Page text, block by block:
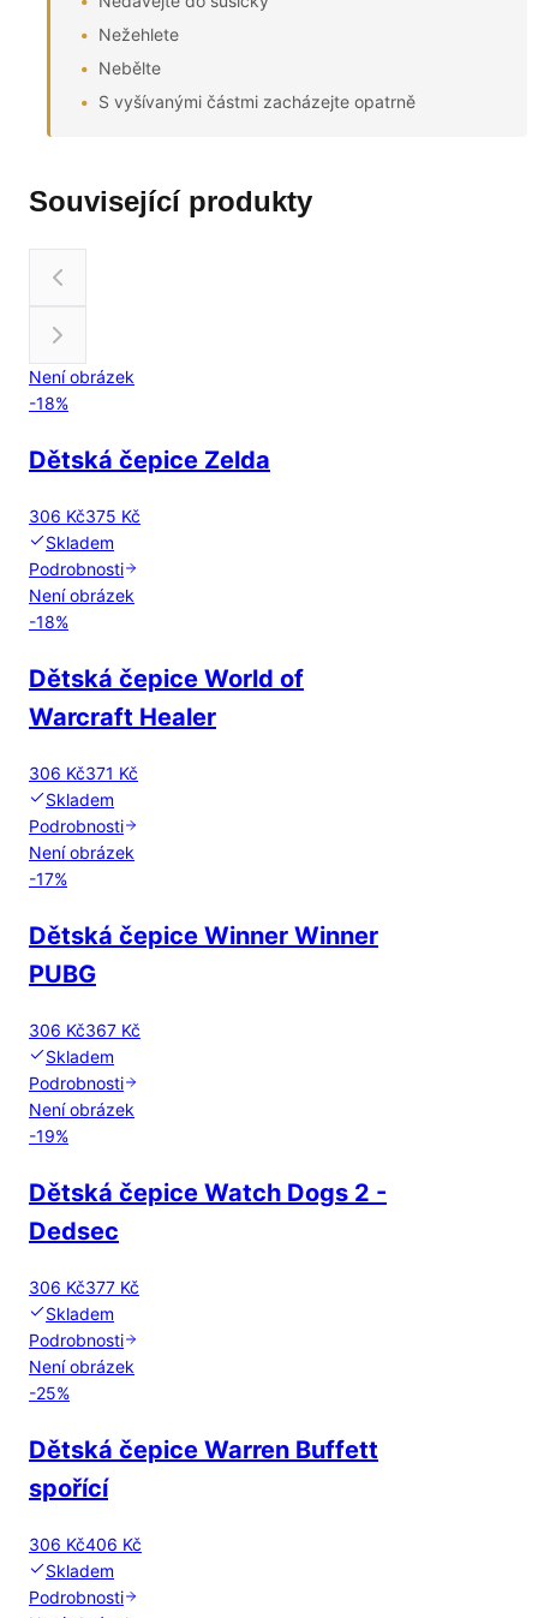
Nežehlete
Nebělte
S vyšívanými částmi zacházejte opatrně
Související produkty
Není obrázek
-18%
Dětská čepice Zelda
306 Kč375 Kč
Skladem
Podrobnosti
Není obrázek
-18%
Dětská čepice World of
Warcraft Healer
306 Kč371 Kč
Skladem
Podrobnosti
Není obrázek
-17%
Dětská čepice Winner Winner
PUBG
306 Kč367 Kč
Skladem
Podrobnosti
Není obrázek
-19%
Dětská čepice Watch Dogs 2 -
Dedsec
306 Kč377 Kč
Skladem
Podrobnosti
Není obrázek
-25%
Dětská čepice Warren Buffett
spořící
306 Kč406 Kč
Skladem
Podrobnosti